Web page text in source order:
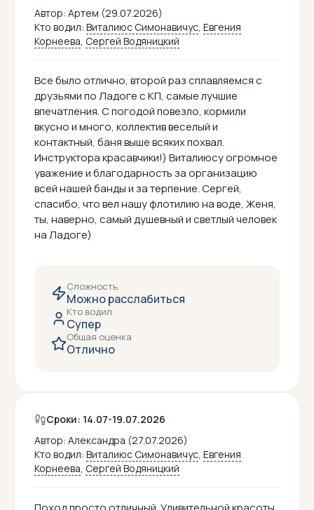
Автор: Артем (29.07.2026)
Кто водил: Виталиюс Симонавичус, Евгения
Корнеева, Сергей Водяницкий
Все было отлично, второй раз сплавляемся с
друзьями по Ладоге с КП, самые лучшие
впечатления. С погодой повезло, кормили
вкусно и много, коллектив веселый и
контактный, баня выше всяких похвал.
Инструктора красавчики!) Виталиюсу огромное
уважение и благодарность за организацию
всей нашей банды и за терпение. Сергей,
спасибо, что вел нашу флотилию на воде, Женя,
ты, наверно, самый душевный и светлый человек
на Ладоге)
Сложность
Можно расслабиться
Кто водил
Супер
Общая оценка
Отлично
Сроки: 14.07-19.07.2026
Автор: Александра (27.07.2026)
Кто водил: Виталиюс Симонавичус, Евгения
Корнеева, Сергей Водяницкий